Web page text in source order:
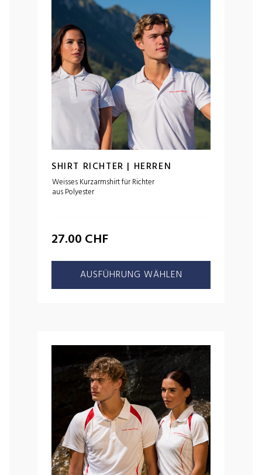
SHIRT RICHTER | HERREN
Weisses Kurzarmshirt für Richter
aus Polyester
27.00 CHF
AUSFÜHRUNG WÄHLEN